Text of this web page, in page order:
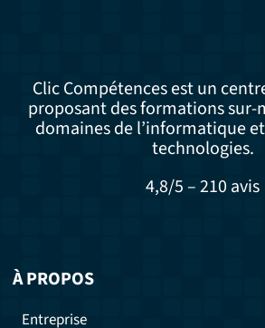
Clic Compétences est un
proposant des formations sur-
domaines de l’informatique
technologies.
4,8/5 – 210 avis
À PROPOS
Entreprise